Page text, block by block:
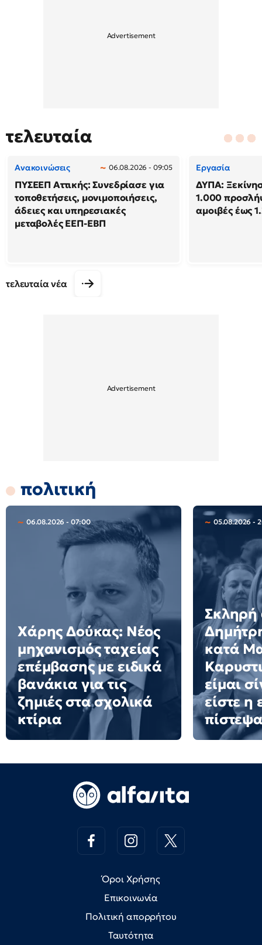
τελευταία
Ανακοινώσεις 06.08.2026 - 09:05
ΠΥΣΕΕΠ Αττικής: Συνεδρίασε για
τοποθετήσεις, μονιμοποιήσεις,
άδειες και υπηρεσιακές
μεταβολές ΕΕΠ-ΕΒΠ
Εργασία
ΔΥΠΑ:
1.000
αμοιβές έως
τελευταία νέα
πολιτική
06.08.2026 - 07:00
Χάρης Δούκας: Νέος
μηχανισμός ταχείας
επέμβασης με ειδικά
βανάκια για τις
ζημιές στα σχολικά
κτίρια
05.08.2026 -
Σκληρή
κατά
είμαι
είστε η
Όροι Χρήσης
Επικοινωνία
Πολιτική απορρήτου
Ταυτότητα